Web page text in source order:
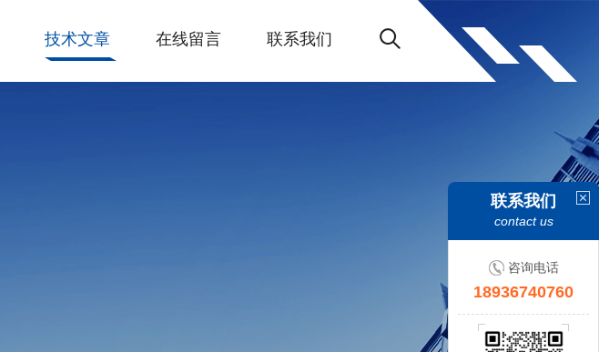
技术文章 在线留言 联系我们
联系我们
contact us
咨询电话
18936740760